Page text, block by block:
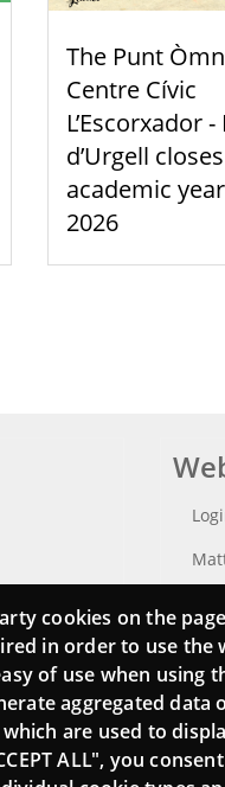
The Punt
Centre Cívic
L’Escorxador -
d’Urgell
academic
2026
cookies on the
in order to use the
of use when using
aggregated data
are used to
ALL", you